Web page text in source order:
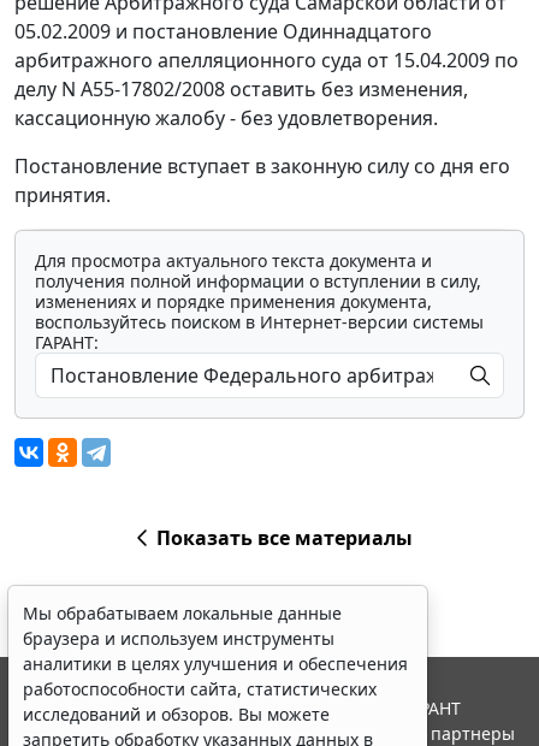
05.02.2009 и постановление Одиннадцатого
арбитражного апелляционного суда от 15.04.2009 по
делу N А55-17802/2008 оставить без изменения,
кассационную жалобу - без удовлетворения.
Постановление вступает в законную силу со дня его
принятия.
Для просмотра актуального текста документа и
получения полной информации о вступлении в силу,
изменениях и порядке применения документа,
воспользуйтесь поиском в Интернет-версии системы
ГАРАНТ:
Показать все материалы
Мы обрабатываем локальные данные
браузера и используем инструменты
аналитики в целях улучшения и обеспечения
работоспособности сайта, статистических
исследований и обзоров. Вы можете
запретить обработку указанных данных в
© ООО "НПП "ГАРАНТ-СЕРВИС", 2026. Система ГАРАНТ
выпускается с 1990 года. Компания "Гарант" и ее партнеры